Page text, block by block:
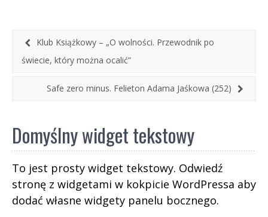
Klub Książkowy – „O wolności. Przewodnik po
świecie, który można ocalić”
Safe zero minus. Felieton Adama Jaśkowa (252)
Domyślny widget tekstowy
To jest prosty widget tekstowy. Odwiedź
stronę z widgetami w kokpicie WordPressa aby
dodać własne widgety panelu bocznego.